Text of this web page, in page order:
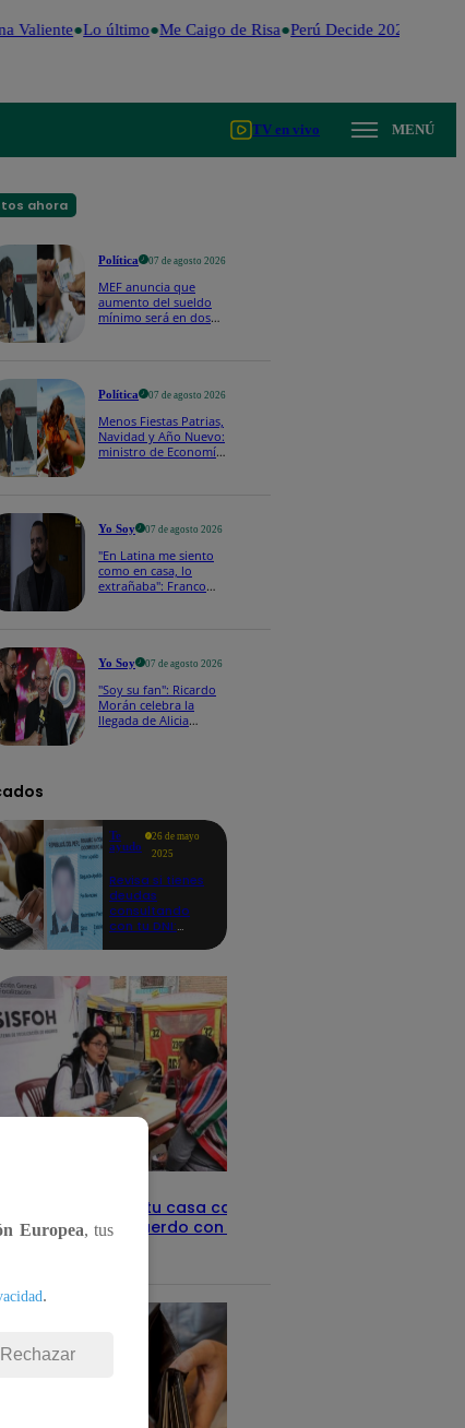
Valiente Lo último Me Caigo de Risa Perú Decide 2026
TV en vivo MENÚ
ahora
Política 07 de agosto 2026
MEF anuncia que
aumento del sueldo
mínimo será en dos
Política 07 de agosto 2026
Menos Fiestas Patrias,
Navidad y Año Nuevo:
ministro de Economía
Yo Soy 07 de agosto 2026
"En Latina me siento
como en casa, lo
extrañaba": Franco
Yo Soy 07 de agosto 2026
"Soy su fan": Ricardo
Morán celebra la
llegada de Alicia
Te
ayudo
26 de mayo
2025
Revisa si tienes
deudas
consultando
con tu DNI:
con tu DNI si tu casa califica
pobre, de acuerdo con el Sisfoh
Europea, tus
.
Rechazar